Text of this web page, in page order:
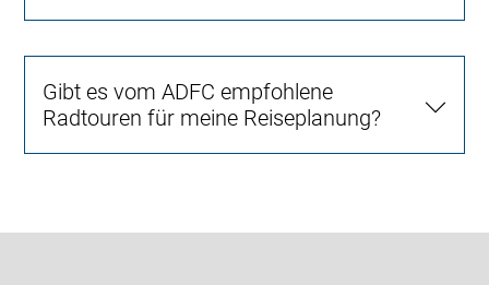
Gibt es vom ADFC empfohlene
Radtouren für meine Reiseplanung?